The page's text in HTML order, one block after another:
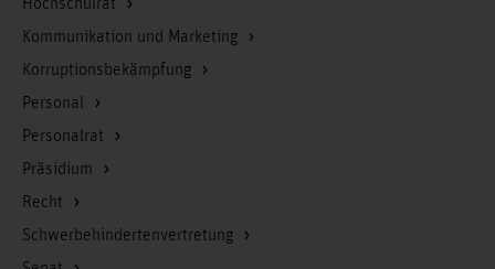
Hochschulrat
Kommunikation und Marketing
Korruptionsbekämpfung
Personal
Personalrat
Präsidium
Recht
Schwerbehindertenvertretung